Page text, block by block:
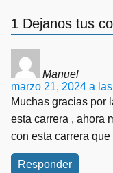
1 Dejanos tus
Manuel
marzo 21, 2024 a
Muchas gracias por
esta carrera , ahora
con esta carrera
Responder